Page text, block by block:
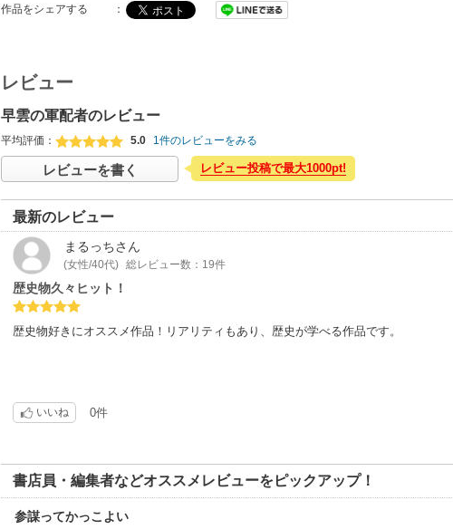
作品をシェアする ：
レビュー
早雲の軍配者のレビュー
平均評価： 5.0 1件のレビューをみる
レビューを書く レビュー投稿で最大1000pt!
最新のレビュー
まるっちさん
(女性/40代) 総レビュー数：19件
歴史物久々ヒット！
歴史物好きにオススメ作品！リアリティもあり、歴史が学べる作品です。
いいね 0件
書店員・編集者などオススメレビューをピックアップ！
参謀ってかっこよい